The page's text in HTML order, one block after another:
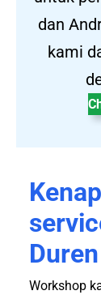
dan
kami
Workshop